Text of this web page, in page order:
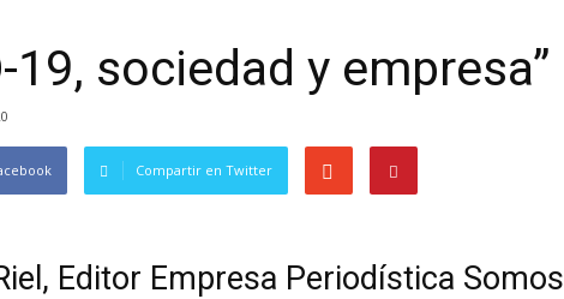
19, sociedad y empresa”
Compartir en Twitter
Editor Empresa Periodística Somos